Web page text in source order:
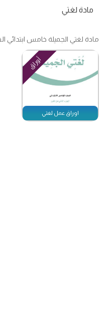
مادة لغتي
مادة لغتي الجميلة خامس ابتدائي
أوراق
اوراق عمل لغتي